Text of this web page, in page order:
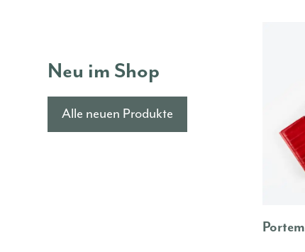
Neu im Shop
Alle neuen Produkte